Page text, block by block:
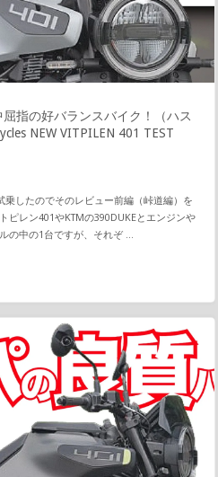
指の好バランスバイク！（ハス
NEW VITPILEN 401 TEST
したのでそのレビュー前編（峠道編）を
ピレン401やKTMの390DUKEとエンジンや
の中の1台ですが、それぞ …